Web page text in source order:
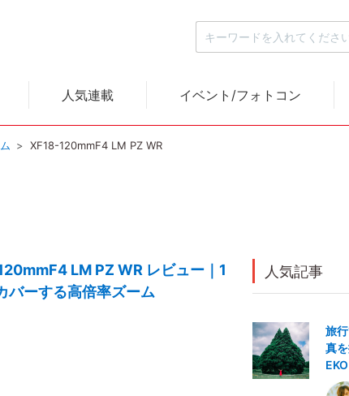
人気連載 イベント/フォトコン
XF18-120mmF4 LM PZ WR
LM PZ WR レビュー｜1
バーする高倍率ズーム
人気記事
旅
真
EKO